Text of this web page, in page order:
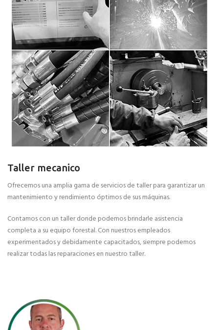
Taller mecanico
Ofrecemos una amplia gama de servicios de taller para garantizar un
mantenimiento y rendimiento óptimos de sus máquinas.
Contamos con un taller donde podemos brindarle asistencia
completa a su equipo forestal. Con nuestros empleados
experimentados y debidamente capacitados, siempre podemos
realizar todas las reparaciones en nuestro taller.